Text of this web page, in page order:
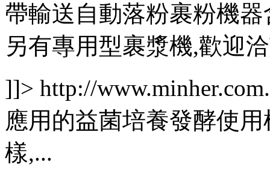
帶輸送自動落粉裹粉機
另有專用型裹漿機,歡迎
]]> http://
應用的益菌培養發酵使
樣,...